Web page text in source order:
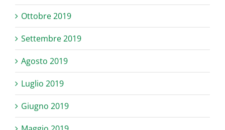
Ottobre 2019
Settembre 2019
Agosto 2019
Luglio 2019
Giugno 2019